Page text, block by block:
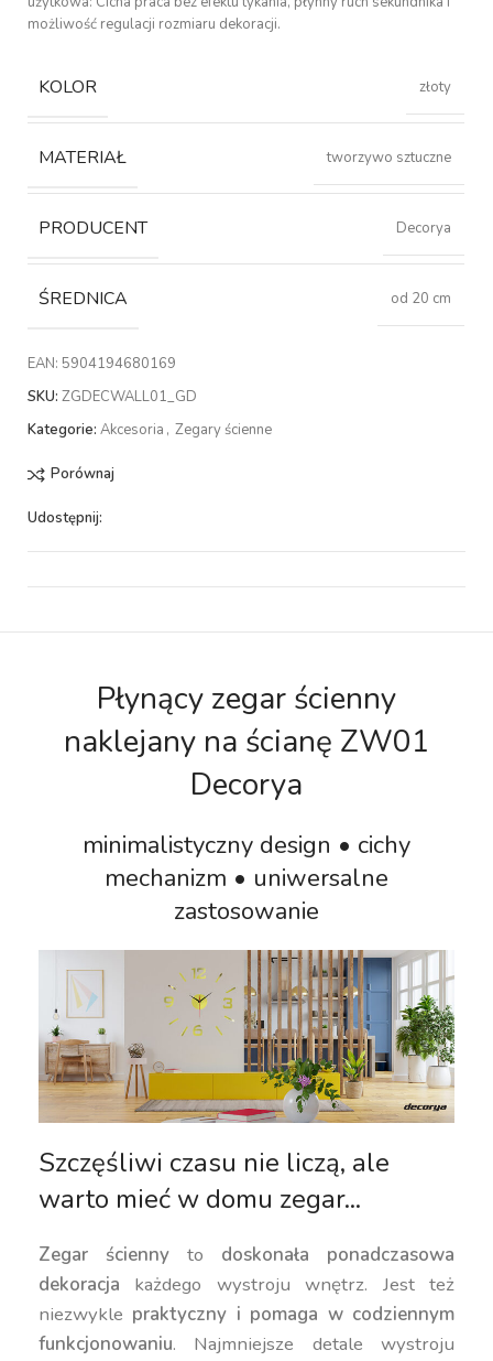
możliwość regulacji rozmiaru dekoracji.
KOLOR złoty
MATERIAŁ tworzywo sztuczne
PRODUCENT Decorya
ŚREDNICA od 20 cm
EAN: 5904194680169
SKU:ZGDECWALL01_GD
Kategorie: Akcesoria , Zegary ścienne
Porównaj
Udostępnij:
Płynący zegar ścienny
naklejany na ścianę ZW01
Decorya
minimalistyczny design • cichy
mechanizm • uniwersalne
zastosowanie
Szczęśliwi czasu nie liczą, ale
warto mieć w domu zegar...
Zegar ścienny to doskonała ponadczasowa
dekoracja każdego wystroju wnętrz. Jest też
niezwykle praktyczny i pomaga w codziennym
funkcjonowaniu. Najmniejsze detale wystroju